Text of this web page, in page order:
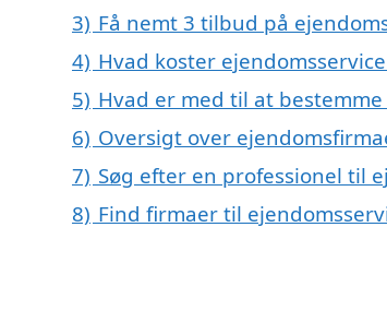
3) Få nemt 3 tilbud på
4) Hvad koster
5) Hvad er med til at
6) Oversigt over
7) Søg efter en professionel til
8) Find firmaer til